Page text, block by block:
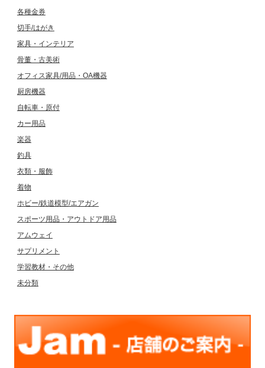
各種金券
切手/はがき
家具・インテリア
骨董・古美術
オフィス家具/用品・OA機器
厨房機器
自転車・原付
カー用品
楽器
釣具
衣類・服飾
着物
ホビー/鉄道模型/エアガン
スポーツ用品・アウトドア用品
アムウェイ
サプリメント
学習教材・その他
未分類